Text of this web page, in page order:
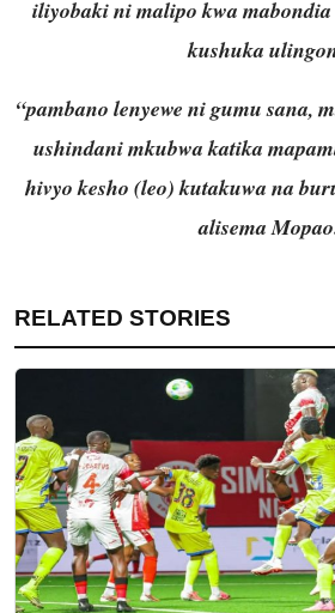
iliyobaki ni malipo kwa mabondia
kushuka
“pambano lenyewe ni gumu sana,
ushindani mkubwa katika
hivyo kesho (leo) kutakuwa na
alisema
RELATED STORIES